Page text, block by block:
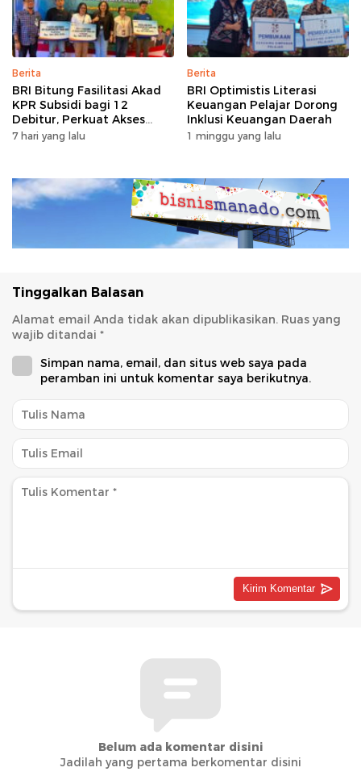
Berita
BRI Bitung Fasilitasi Akad
KPR Subsidi bagi 12
Debitur, Perkuat Akses
Hunian Masyarakat
7 hari yang lalu
Berita
BRI Optimistis Literasi
Keuangan Pelajar Dorong
Inklusi Keuangan Daerah
1 minggu yang lalu
Tinggalkan Balasan
Alamat email Anda tidak akan dipublikasikan. Ruas yang
wajib ditandai *
Simpan nama, email, dan situs web saya pada
peramban ini untuk komentar saya berikutnya.
Belum ada komentar disini
Jadilah yang pertama berkomentar disini